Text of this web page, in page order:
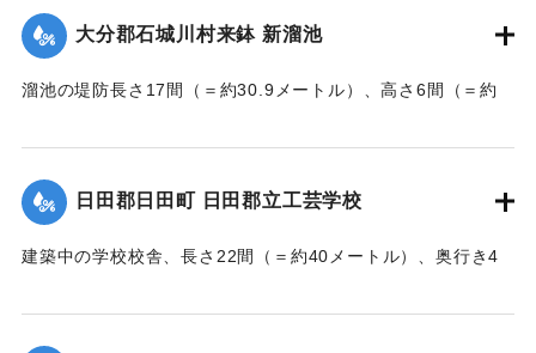
7人選抜し現場へ急行させ、辛うじて救助した。
【出典：大分新聞 大正7年7月16日7面（15日夕刊）】
大分郡石城川村来鉢 新溜池
溜池の堤防長さ17間（＝約30.9メートル）、高さ6間（＝約
額は2000円の見込み。
【出典：大分新聞 大正7年7月16日7面（15日夕刊）】
｜固有コード: 002680196
日田郡日田町 日田郡立工芸学校
建築中の学校校舎、長さ22間（＝約40メートル）、奥行き4
校舎は6分方しか竣成しておらず、損害は軽微だった。